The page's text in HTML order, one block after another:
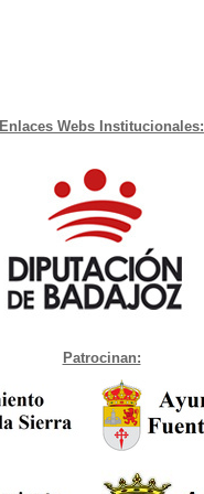
Enlaces Webs Institucionales:
Patrocinan: